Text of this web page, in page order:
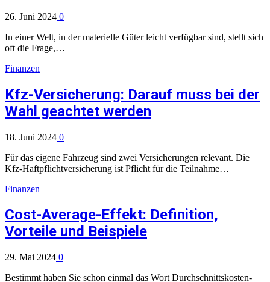
26. Juni 2024 0
In einer Welt, in der materielle Güter leicht verfügbar sind, stellt sich
oft die Frage,…
Finanzen
Kfz-Versicherung: Darauf muss bei der
Wahl geachtet werden
18. Juni 2024 0
Für das eigene Fahrzeug sind zwei Versicherungen relevant. Die
Kfz-Haftpflichtversicherung ist Pflicht für die Teilnahme…
Finanzen
Cost-Average-Effekt: Definition,
Vorteile und Beispiele
29. Mai 2024 0
Bestimmt haben Sie schon einmal das Wort Durchschnittskosten-